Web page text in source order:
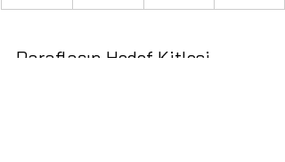
Paraflaşın Hedef Kitlesi